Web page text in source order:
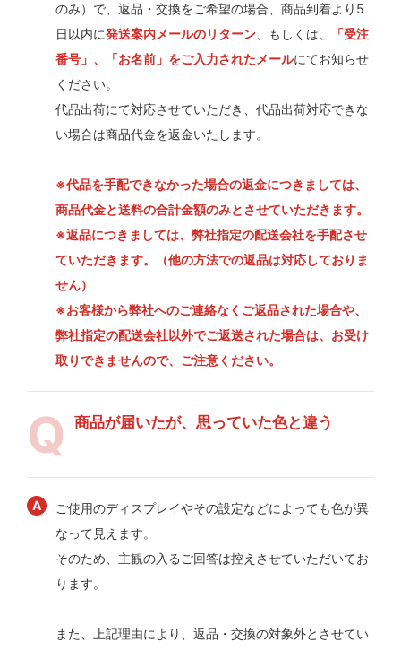
のみ）で、返品・交換をご希望の場合、商品到着より5
日以内に発送案内メールのリターン 、もしくは、
「受注
番号」、「お名前」をご入力されたメールにてお知らせ
ください。
代品出荷にて対応させていただき、代品出荷対応できな
い場合は商品代金を返金いたします。
※代品を手配できなかった場合の返金につきましては、
商品代金と送料の合計金額のみとさせていただきます。
※返品につきましては、弊社指定の配送会社を手配させ
ていただきます。（他の方法での返品は対応しておりま
せん）
※お客様から弊社へのご連絡なくご返品された場合や、
弊社指定の配送会社以外でご返送された場合は、お受け
取りできませんので、ご注意ください。
商品が届いたが、思っていた色と違う
ご使用のディスプレイやその設定などによっても色が異
なって見えます。
そのため、主観の入るご回答は控えさせていただいてお
ります。
また、上記理由により、返品・交換の対象外とさせてい